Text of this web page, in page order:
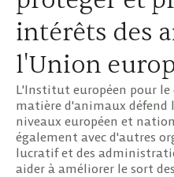
intérêts des
l'Union
L'Institut européen pour
matière d'animaux défend
niveaux européen et
également avec d'autres
lucratif et des
aider à améliorer le sort